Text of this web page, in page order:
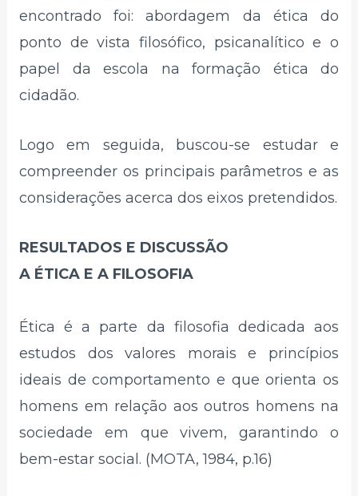
encontrado foi: abordagem da ética do
ponto de vista filosófico, psicanalítico e o
papel da escola na formação ética do
cidadão.
Logo em seguida, buscou-se estudar e
compreender os principais parâmetros e as
considerações acerca dos eixos pretendidos.
RESULTADOS E DISCUSSÃO
A ÉTICA E A FILOSOFIA
Ética é a parte da filosofia dedicada aos
estudos dos valores morais e princípios
ideais de comportamento e que orienta os
homens em relação aos outros homens na
sociedade em que vivem, garantindo o
bem-estar social. (MOTA, 1984, p.16)